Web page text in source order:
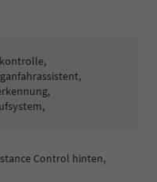
Control hinten,